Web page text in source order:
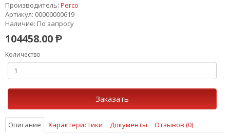
Производитель: Perco
Артикул: 00000000619
Наличие: По запросу
104458.00 Ᵽ
Количество
Заказать
Описание Характеристики Документы Отзывов (0)